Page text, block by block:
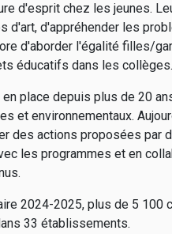
d'esprit chez les jeunes.
d'art, d'appréhender les
d'aborder l'égalité filles/
éducatifs dans les collèges.
place depuis plus de 20
et environnementaux.
des actions proposées par
les programmes et en
2024-2025, plus de 5
33 établissements.